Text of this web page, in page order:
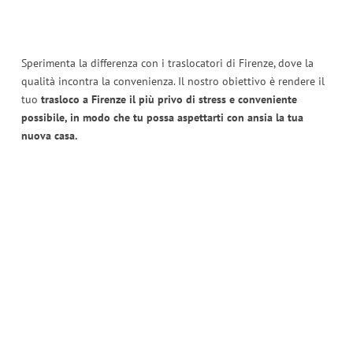
Sperimenta la differenza con i traslocatori di Firenze, dove la
qualità incontra la convenienza. Il nostro obiettivo è rendere il
tuo trasloco a Firenze il più privo di stress e conveniente
possibile, in modo che tu possa aspettarti con ansia la tua
nuova casa.